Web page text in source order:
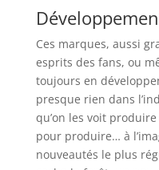
Ces marques, aussi
esprits des fans, ou
toujours en
presque rien dans
qu’on les voit
pour produire… à
nouveautés le plus